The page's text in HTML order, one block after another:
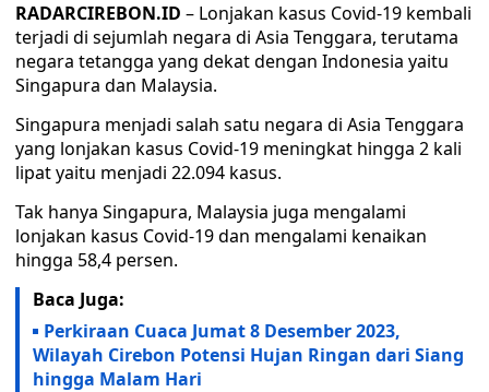
RADARCIREBON.ID – Lonjakan kasus Covid-19 kembali
terjadi di sejumlah negara di Asia Tenggara, terutama
negara tetangga yang dekat dengan Indonesia yaitu
Singapura dan Malaysia.
Singapura menjadi salah satu negara di Asia Tenggara
yang lonjakan kasus Covid-19 meningkat hingga 2 kali
lipat yaitu menjadi 22.094 kasus.
Tak hanya Singapura, Malaysia juga mengalami
lonjakan kasus Covid-19 dan mengalami kenaikan
hingga 58,4 persen.
Baca Juga:
Perkiraan Cuaca Jumat 8 Desember 2023,
Wilayah Cirebon Potensi Hujan Ringan dari Siang
hingga Malam Hari